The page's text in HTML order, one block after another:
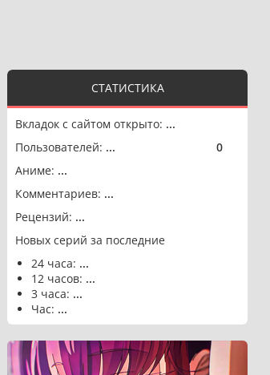
СТАТИСТИКА
Вкладок с сайтом открыто: ...
Пользователей: ... 0
Аниме: ...
Комментариев: ...
Рецензий: ...
Новых серий за последние
24 часа: ...
12 часов: ...
3 часа: ...
Час: ...